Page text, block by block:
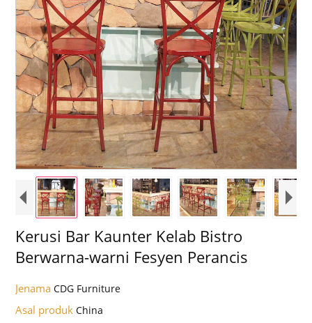
Kerusi Bar Kaunter Kelab Bistro
Berwarna-warni Fesyen Perancis
JenamaCDG Furniture
Asal produkChina